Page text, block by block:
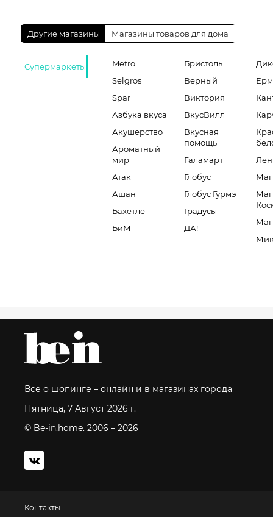
Другие магазины Магазины товаров для дома
Супермаркеты
Metro
Selgros
Spar
Азбука вкуса
Акушерство
Ароматный
мир
Атак
Ашан
Бахетле
БиМ
Бристоль
Верный
Виктория
ВкусВилл
Вкусная
помощь
Галамарт
Глобус
Глобус Гурмэ
Градусы
ДА!
Все о шопинге – онлайн и в магазинах города
Пятница, 7 Август 2026 г.
© Be-in.home. 2006 – 2026
Контакты